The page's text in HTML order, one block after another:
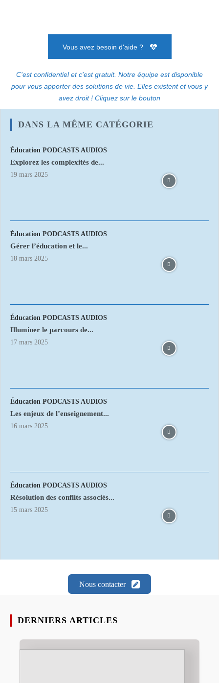
Vous avez besoin d'aide ?
C'est confidentiel et c'est gratuit. Notre équipe est disponible
pour vous apporter des solutions de vie. Elles existent et vous y
avez droit ! Cliquez sur le bouton
DANS LA MÊME CATÉGORIE
Éducation PODCASTS AUDIOS
Explorez les complexités de...
19 mars 2025
Éducation PODCASTS AUDIOS
Gérer l’éducation et le...
18 mars 2025
Éducation PODCASTS AUDIOS
Illuminer le parcours de...
17 mars 2025
Éducation PODCASTS AUDIOS
Les enjeux de l’enseignement...
16 mars 2025
Éducation PODCASTS AUDIOS
Résolution des conflits associés...
15 mars 2025
Nous contacter
DERNIERS ARTICLES